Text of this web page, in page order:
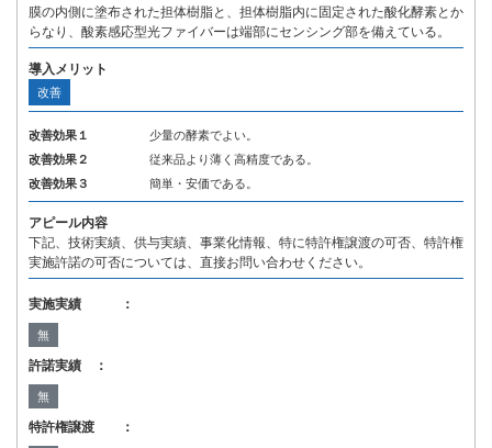
膜の内側に塗布された担体樹脂と、担体樹脂内に固定された酸化酵素とか
らなり、酸素感応型光ファイバーは端部にセンシング部を備えている。
導入メリット
改善
改善効果１
少量の酵素でよい。
改善効果２
従来品より薄く高精度である。
改善効果３
簡単・安価である。
アピール内容
下記、技術実績、供与実績、事業化情報、特に特許権譲渡の可否、特許権
実施許諾の可否については、直接お問い合わせください。
実施実績 ：
無
許諾実績 ：
無
特許権譲渡 ：